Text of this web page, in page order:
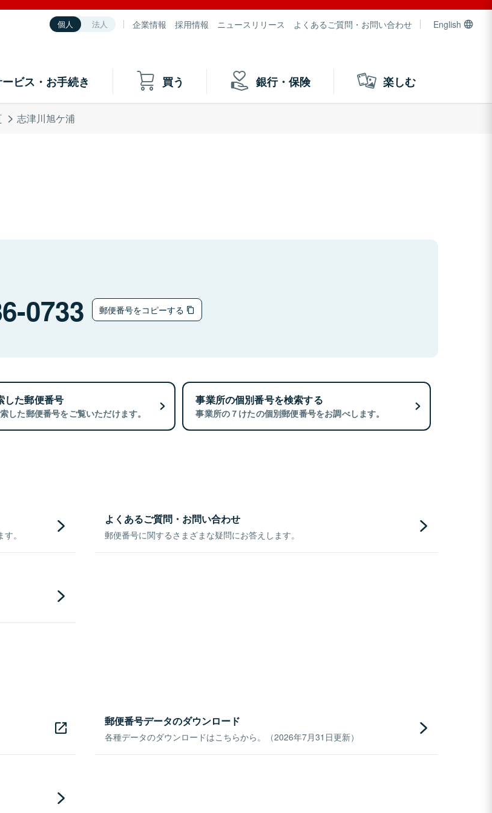
個人 法人 企業情報 採用情報 ニュースリリース よくあるご質問・お問い合わせ English
ビス・お手続き 買う 銀行・保険 楽しむ
志津川旭ケ浦
0733 郵便番号をコピーする
した郵便番号
した郵便番号をご覧いただけます。
事業所の個別番号を検索する
事業所の７けたの個別郵便番号をお調べします。
。
よくあるご質問・お問い合わせ
郵便番号に関するさまざまな疑問にお答えします。
郵便番号データのダウンロード
各種データのダウンロードはこちらから。（2026年7月31日更新）